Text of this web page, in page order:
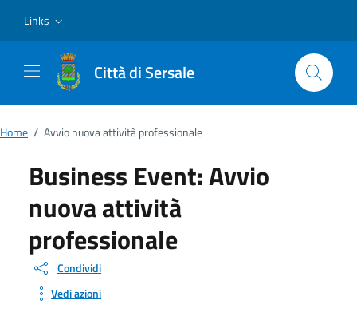
Links
Città di Sersale
Home / Avvio nuova attività professionale
Business Event:Avvio
nuova attività
professionale
Condividi
Vedi azioni